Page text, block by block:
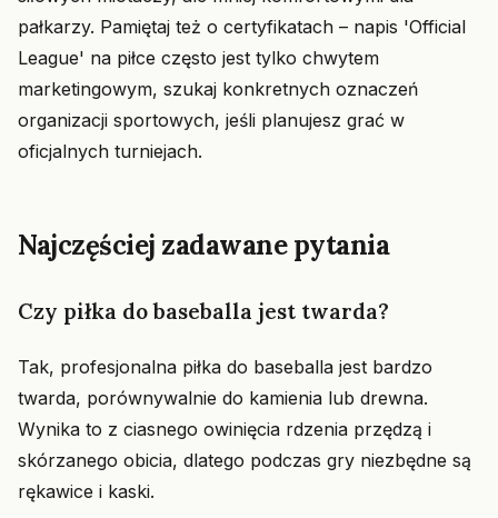
pałkarzy. Pamiętaj też o certyfikatach – napis 'Official
League' na piłce często jest tylko chwytem
marketingowym, szukaj konkretnych oznaczeń
organizacji sportowych, jeśli planujesz grać w
oficjalnych turniejach.
Najczęściej zadawane pytania
Czy piłka do baseballa jest twarda?
Tak, profesjonalna piłka do baseballa jest bardzo
twarda, porównywalnie do kamienia lub drewna.
Wynika to z ciasnego owinięcia rdzenia przędzą i
skórzanego obicia, dlatego podczas gry niezbędne są
rękawice i kaski.